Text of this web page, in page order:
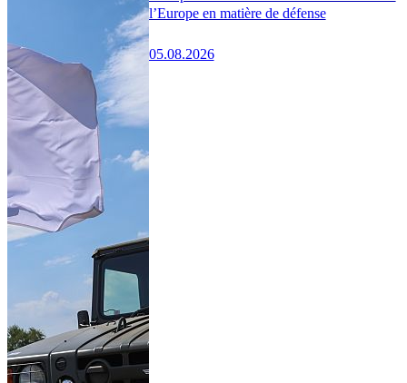
l’Europe en matière de défense
05.08.2026